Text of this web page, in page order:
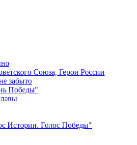
Союза, Герои России
забыто
Победы"
Истории. Голос Победы"